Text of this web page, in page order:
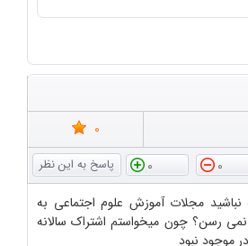
0
0
0
مجلات آموزش علوم اجتماعی به
رسن؟ چون میخواستم اشتراک سالانه
موجود نبود